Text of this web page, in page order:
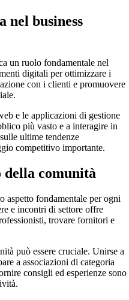
nel business
un ruolo fondamentale nel
digitali per ottimizzare i
con i clienti e promuovere
e le applicazioni di gestione
più vasto e a interagire in
ultime tendenze
competitivo importante.
comunità
aspetto fondamentale per ogni
e incontri di settore offre
trovare fornitori e
può essere cruciale. Unirse a
a associazioni di categoria
consigli ed esperienze sono